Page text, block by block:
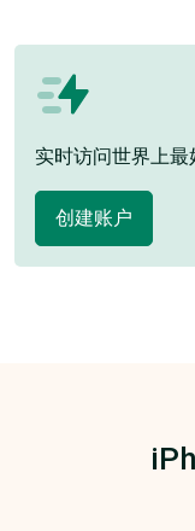
实时访问世界上最
创建账户